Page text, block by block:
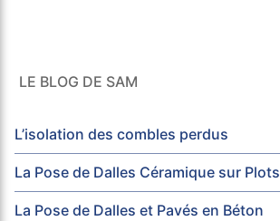
LE BLOG DE SAM
L’isolation des combles perdus
La Pose de Dalles Céramique sur Plots
La Pose de Dalles et Pavés en Béton